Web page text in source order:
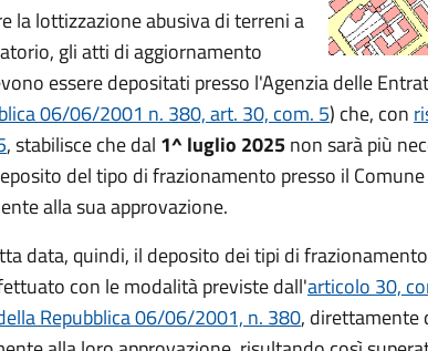
la lottizzazione abusiva di terreni a
gli atti di aggiornamento
essere depositati presso l'Agenzia delle
06/06/2001 n. 380, art. 30, com. 5) che, con
, stabilisce che dal 1^ luglio 2025non sarà più
del tipo di frazionamento presso il
alla sua approvazione.
data, quindi, il deposito dei tipi di
con le modalità previste dall'articolo 30,
Repubblica 06/06/2001, n. 380, direttamente